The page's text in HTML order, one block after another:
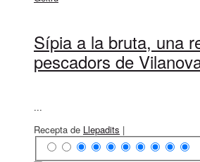
Sípia a la bruta, una
pescadors de
...
Recepta de Llepadits |